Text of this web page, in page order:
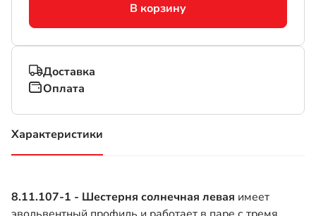
В корзину
Доставка
Оплата
Характеристики
(активная вкладка)
8.11.107-1 - Шестерня солнечная левая имеет